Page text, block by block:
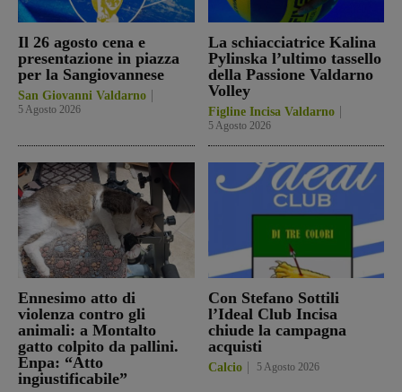
Il 26 agosto cena e
presentazione in piazza
per la Sangiovannese
San Giovanni Valdarno
5 Agosto 2026
La schiacciatrice Kalina
Pylinska l’ultimo tassello
della Passione Valdarno
Volley
Figline Incisa Valdarno
5 Agosto 2026
Ennesimo atto di
violenza contro gli
animali: a Montalto
gatto colpito da pallini.
Enpa: “Atto
ingiustificabile”
Con Stefano Sottili
l’Ideal Club Incisa
chiude la campagna
acquisti
Calcio 5 Agosto 2026